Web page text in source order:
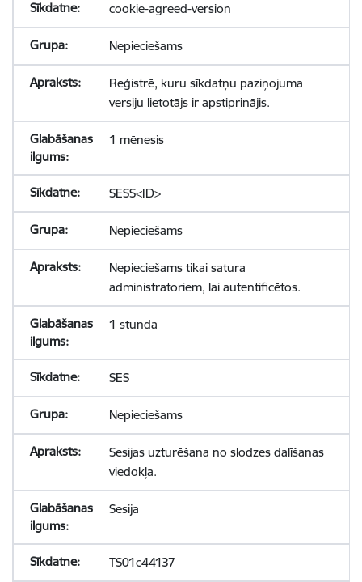
cookie-agreed-version
Nepieciešams
Reģistrē, kuru sīkdatņu paziņojuma
versiju lietotājs ir apstiprinājis.
1 mēnesis
SESS<ID>
Nepieciešams
Nepieciešams tikai satura
administratoriem, lai autentificētos.
1 stunda
SES
Nepieciešams
Sesijas uzturēšana no slodzes dalīšanas
viedokļa.
Sesija
TS01c44137